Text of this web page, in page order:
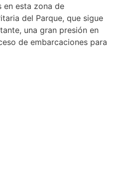
en esta zona de
del Parque, que sigue
una gran presión en
de embarcaciones para